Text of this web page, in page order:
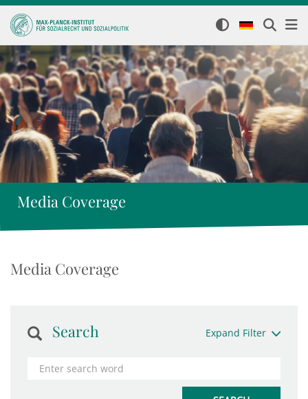
Media Coverage
Media Coverage
Search Expand Filter